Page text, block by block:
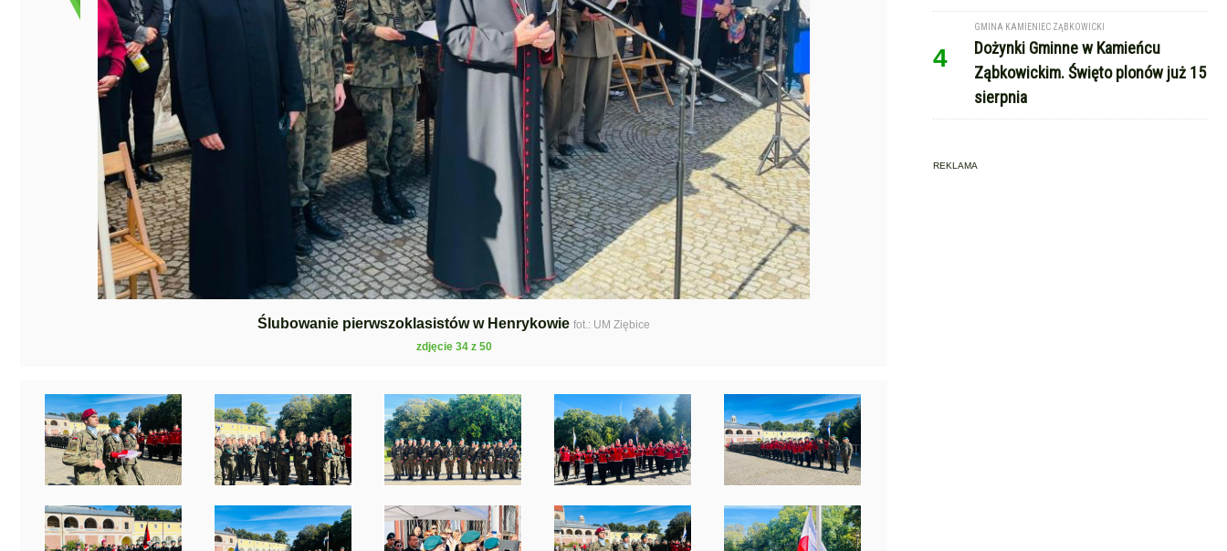
Ślubowanie pierwszoklasistów w Henrykowie fot.: UM Ziębice
zdjęcie 34 z 50
4
GMINA KAMIENIEC ZĄBKOWICKI
Dożynki Gminne w Kamieńcu
Ząbkowickim. Święto plonów już 15
sierpnia
REKLAMA